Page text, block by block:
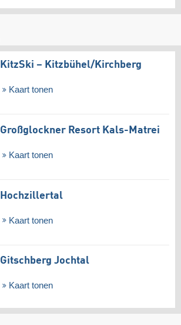
KitzSki – Kitzbühel/​Kirchberg
Kaart tonen
Großglockner Resort Kals-Matrei
Kaart tonen
Hochzillertal
Kaart tonen
Gitschberg Jochtal
Kaart tonen